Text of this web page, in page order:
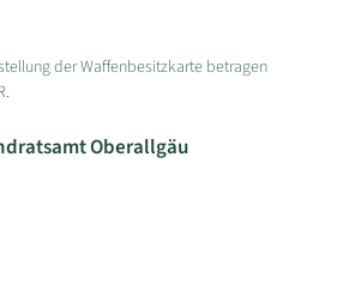
der Waffenbesitzkarte betragen
Oberallgäu